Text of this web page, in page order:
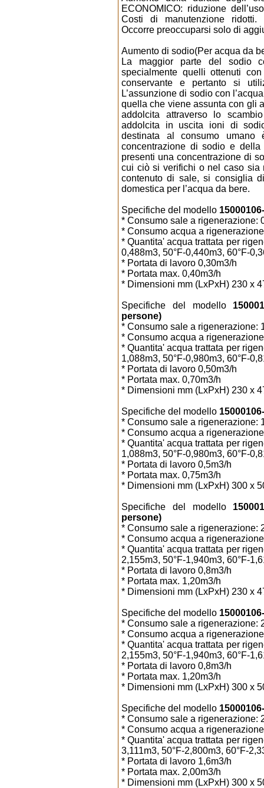
ECONOMICO: riduzione
Costi di manutenzione ridotti.
Occorre preoccuparsi solo di
Aumento di sodio(Per acqua da
La maggior parte del sodio
specialmente quelli ottenuti
conservante e pertanto si
L’assunzione di sodio con
quella che viene assunta con gli
addolcita attraverso lo
addolcita in uscita ioni di
destinata al consumo
concentrazione di sodio e della
presenti una concentrazione di
cui ciò si verifichi o nel caso sia
contenuto di sale, si consiglia
domestica per l’acqua da bere.
Specifiche del modello
* Consumo sale a rigenerazione:
* Consumo acqua a
* Quantita' acqua trattata per
0,488m3, 50°F-0,440m3, 60°F-
* Portata di lavoro 0,30m3/h
* Portata max. 0,40m3/h
* Dimensioni mm (LxPxH) 230 x
Specifiche del modello
persone)
* Consumo sale a rigenerazione:
* Consumo acqua a
* Quantita' acqua trattata per
1,088m3, 50°F-0,980m3, 60°F-
* Portata di lavoro 0,50m3/h
* Portata max. 0,70m3/h
* Dimensioni mm (LxPxH) 230 x
Specifiche del modello
* Consumo sale a rigenerazione:
* Consumo acqua a
* Quantita' acqua trattata per
1,088m3, 50°F-0,980m3, 60°F-
* Portata di lavoro 0,5m3/h
* Portata max. 0,75m3/h
* Dimensioni mm (LxPxH) 300 x
Specifiche del modello
persone)
* Consumo sale a rigenerazione:
* Consumo acqua a
* Quantita' acqua trattata per
2,155m3, 50°F-1,940m3, 60°F-
* Portata di lavoro 0,8m3/h
* Portata max. 1,20m3/h
* Dimensioni mm (LxPxH) 230 x
Specifiche del modello
* Consumo sale a rigenerazione:
* Consumo acqua a
* Quantita' acqua trattata per
2,155m3, 50°F-1,940m3, 60°F-
* Portata di lavoro 0,8m3/h
* Portata max. 1,20m3/h
* Dimensioni mm (LxPxH) 300 x
Specifiche del modello
* Consumo sale a rigenerazione:
* Consumo acqua a
* Quantita' acqua trattata per
3,111m3, 50°F-2,800m3, 60°F-
* Portata di lavoro 1,6m3/h
* Portata max. 2,00m3/h
* Dimensioni mm (LxPxH) 300 x